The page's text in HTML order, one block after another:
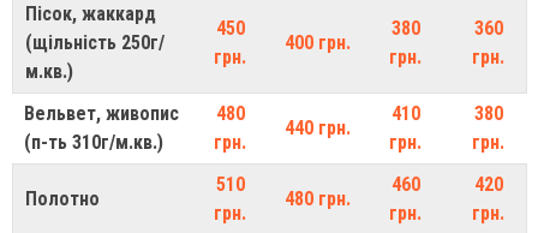
Пісок, жаккард
(щільність 250г/
м.кв.)
450
грн.
400 грн.
380
грн.
360
грн.
Вельвет, живопис
(п-ть 310г/м.кв.)
480
грн.
440 грн.
410
грн.
380
грн.
Полотно
510
грн.
480 грн.
460
грн.
420
грн.